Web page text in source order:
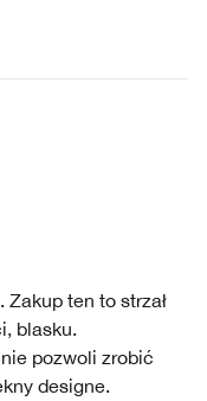
Zakup ten to strzał
blasku.
nie pozwoli zrobić
designe.